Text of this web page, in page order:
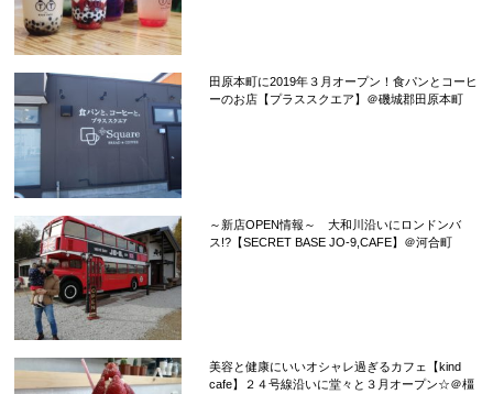
田原本町に2019年３月オープン！食パンとコーヒ
ーのお店【プラススクエア】＠磯城郡田原本町
～新店OPEN情報～ 大和川沿いにロンドンバ
ス!?【SECRET BASE JO-9,CAFE】＠河合町
美容と健康にいいオシャレ過ぎるカフェ【kind
cafe】２４号線沿いに堂々と３月オープン☆＠橿